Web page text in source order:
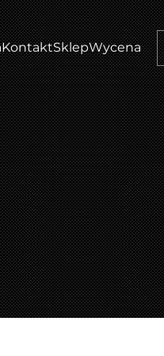
KontaktSklepWycena